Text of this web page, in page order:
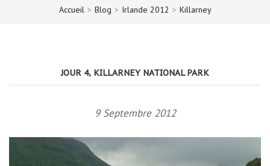
Accueil > Blog > Irlande 2012 > Killarney
JOUR 4, KILLARNEY NATIONAL PARK
9 Septembre 2012